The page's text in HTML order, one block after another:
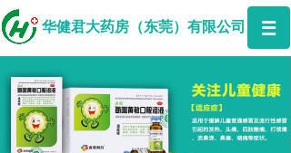
华健君大药房（东莞）有限公司